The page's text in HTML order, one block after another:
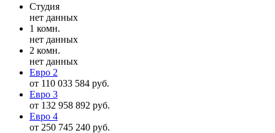
Студия
нет данных
1 комн.
нет данных
2 комн.
нет данных
Евро 2
от 110 033 584 руб.
Евро 3
от 132 958 892 руб.
Евро 4
от 250 745 240 руб.